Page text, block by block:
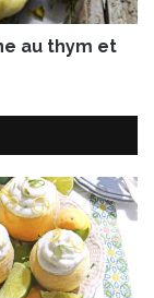
au thym et